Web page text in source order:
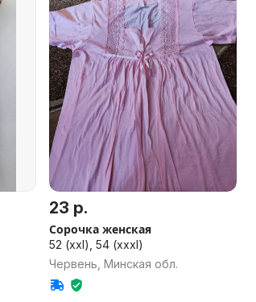
23 р.
Сорочка женская
52 (xxl), 54 (xxxl)
Червень, Минская обл.